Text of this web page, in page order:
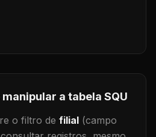
a tabela SQU
o filtro de filial (campo